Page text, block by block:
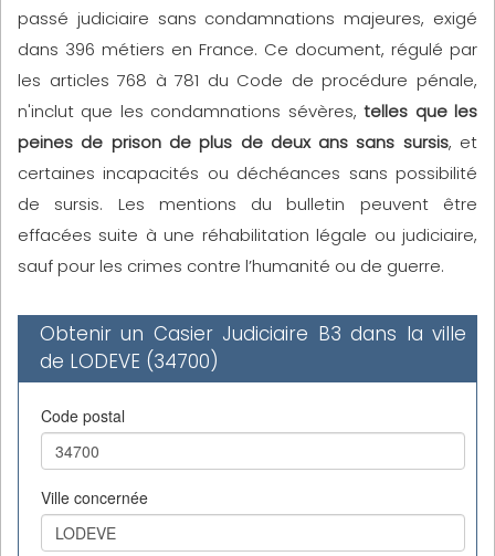
passé judiciaire sans condamnations majeures, exigé
dans 396 métiers en France. Ce document, régulé par
les articles 768 à 781 du Code de procédure pénale,
n'inclut que les condamnations sévères,telles que les
peines de prison de plus de deux ans sans sursis, et
certaines incapacités ou déchéances sans possibilité
de sursis. Les mentions du bulletin peuvent être
effacées suite à une réhabilitation légale ou judiciaire,
sauf pour les crimes contre l’humanité ou de guerre.
Obtenir un Casier Judiciaire B3 dans la ville
de LODEVE (34700)
Code postal
Ville concernée